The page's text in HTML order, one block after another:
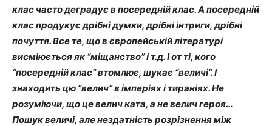
клас часто деградує в посередній клас. А посередній
клас продукує дрібні думки, дрібні інтриги, дрібні
почуття. Все те, що в європейській літературі
висміюється як “міщанство” і т.д. І от ті, кого
“посередній клас” втомлює, шукає “величі”. І
знаходить цю “велич” в імперіях і тираніях. Не
розуміючи, що це велич ката, а не велич героя…
Пошук величі, але нездатність розрізнення між